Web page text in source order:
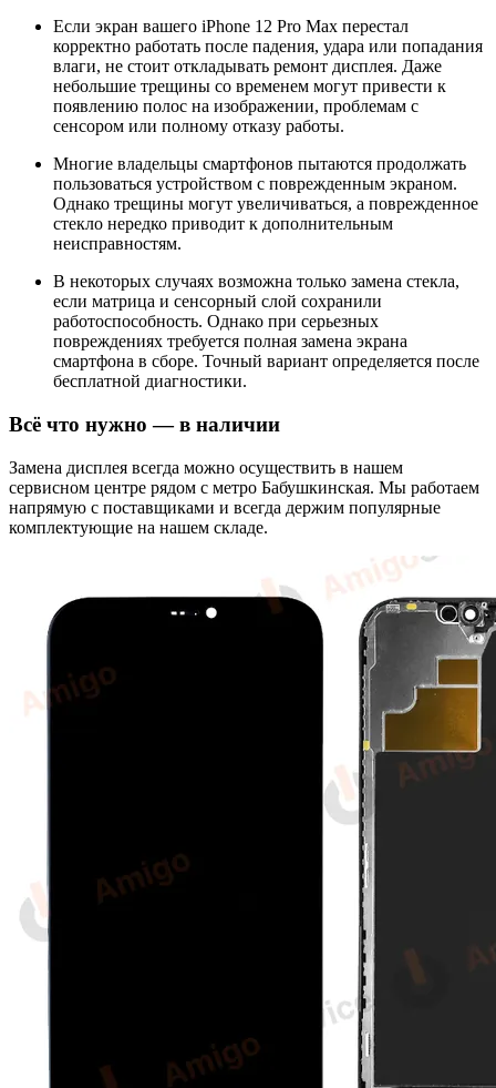
Если экран вашего iPhone 12 Pro Max перестал
корректно работать после падения, удара или попадания
влаги, не стоит откладывать ремонт дисплея. Даже
небольшие трещины со временем могут привести к
появлению полос на изображении, проблемам с
сенсором или полному отказу работы.
Многие владельцы смартфонов пытаются продолжать
пользоваться устройством с поврежденным экраном.
Однако трещины могут увеличиваться, а поврежденное
стекло нередко приводит к дополнительным
неисправностям.
В некоторых случаях возможна только замена стекла,
если матрица и сенсорный слой сохранили
работоспособность. Однако при серьезных
повреждениях требуется полная замена экрана
смартфона в сборе. Точный вариант определяется после
бесплатной диагностики.
Всё что нужно — в наличии
Замена дисплея всегда можно осуществить в нашем
сервисном центре рядом с метро Бабушкинская. Мы работаем
напрямую с поставщиками и всегда держим популярные
комплектующие на нашем складе.